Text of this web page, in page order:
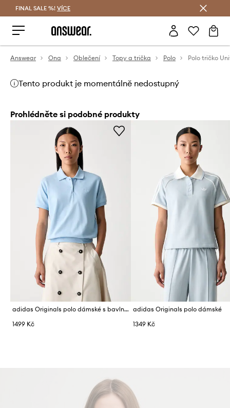
FINAL SALE %! VÍCE
Answear Ona Oblečení Topy a trička Polo
Tento produkt je momentálně nedostupný
Prohlédněte si podobné produkty
adidas Originals polo dámské s bavlnou
1499 Kč
adidas Originals polo dámské
1349 Kč